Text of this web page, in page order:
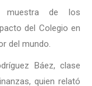
muestra de los
del Colegio en
del mundo.
Báez, clase
quien relató